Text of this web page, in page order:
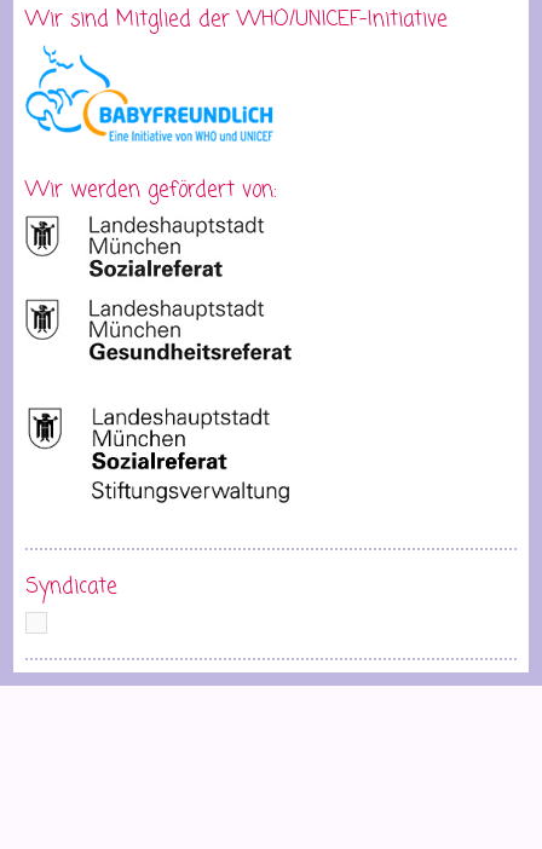
Wir sind Mitglied der WHO/UNICEF-Initiative
Wir werden gefördert von:
Syndicate